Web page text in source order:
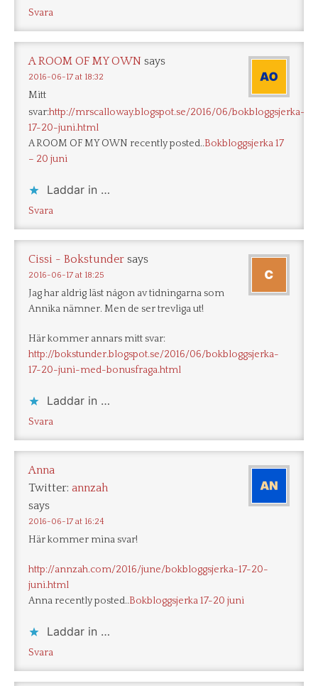
Svara
A ROOM OF MY OWN says
2016-06-17 at 18:32
Mitt
svar:http://mrscalloway.blogspot.se/2016/06/bokbloggsjerka-
17-20-juni.html
A ROOM OF MY OWN recently posted..Bokbloggsjerka 17
– 20 juni
Laddar in …
Svara
Cissi - Bokstunder says
2016-06-17 at 18:25
Jag har aldrig läst någon av tidningarna som
Annika nämner. Men de ser trevliga ut!
Här kommer annars mitt svar:
http://bokstunder.blogspot.se/2016/06/bokbloggsjerka-
17-20-juni-med-bonusfraga.html
Laddar in …
Svara
Anna
Twitter: annzah
says
2016-06-17 at 16:24
Här kommer mina svar!
http://annzah.com/2016/june/bokbloggsjerka-17-20-
juni.html
Anna recently posted..Bokbloggsjerka 17-20 juni
Laddar in …
Svara